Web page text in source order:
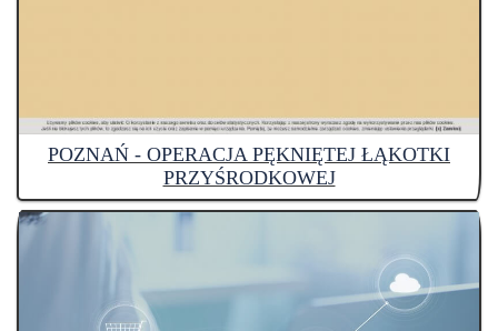
POZNAŃ - OPERACJA PĘKNIĘTEJ ŁĄKOTKI
PRZYŚRODKOWEJ